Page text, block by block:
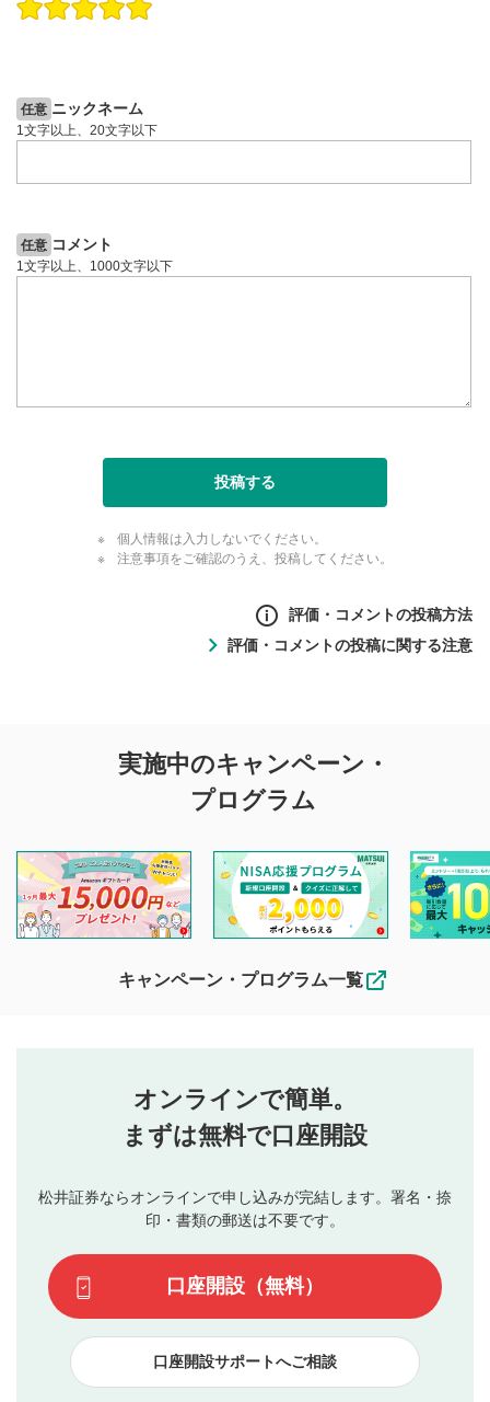
操作説明動画
任意 ニックネーム
1文字以上、20文字以下
任意 コメント
1文字以上、1000文字以下
投稿する
個人情報は入力しないでください。
注意事項をご確認のうえ、投稿してください。
評価・コメントの投稿方法
投稿するボタン
星で評価をすると投稿できます。（お名前とコメント
動画の評価
です）
評価・コメントの投稿に関する注意
投稿に関する注意
を目的として、各動画コンテンツに、評価およびコメントの
投稿ができます。利用者は以下の注意事項をご理解のうえ、
閲覧および投稿を行うものとしてください。
他の利用者が動画を視聴される際の参考になるコメントをお
待ちしております。
なお、投稿をもって、本注意事項に同意されたものとみなし
行ってください。
当社は、利用者同士、もしくは利用者と第三者間のトラ
ブルによって生じた損害に対して一切の責任を負いませ
評価およびコメントは当社にて審査のうえ、掲載となり
ます。掲載されるまでに日数がかかる場合や掲載されない
てはお答えできません。各動画コンテンツへの掲載をもっ
て結果のご連絡といたします。ご了承ください。
下記の項目に該当すると判断された投稿内容は、掲載を
見合わせる場合がございます。
本動画コンテンツとは無関係の内容の投稿
他者への誹謗中傷や差別的表現投稿
実施中のキャンペーン・
プログラム
キャンペーン・プログラム一覧
オンラインで簡単。
まずは無料で口座開設
松井証券ならオンラインで申し込みが完結します。署名・捺
印・書類の郵送は不要です。
口座開設（無料）
口座開設サポートへご相談